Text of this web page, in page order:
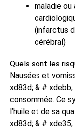
maladie
(infarctus
cérébral)
Quels sont les
Nausées et
xd83d; & # xdebb;
consommée. Ce
l’huile et de sa
xd83d; & #